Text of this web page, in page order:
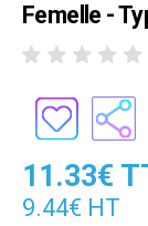
Femelle -
11.33€
9.44€ HT